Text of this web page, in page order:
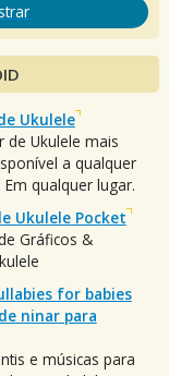
Ukulele
de Ukulele mais
a qualquer
qualquer lugar.
Ukulele Pocket
Gráficos &
for babies
ninar para
e músicas para